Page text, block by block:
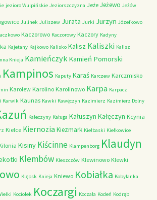
jezioro Wulpińskie Jeziorszczyzna Jeże Jeżewo Jeżów
Julinek Juliszew Jurata Jurki Jurzyn Józefkowo
Kaczorowo Kaczorowy Kaczory Kadyny
Kajetany Kajkowo Kalisko Kalisz Kaliszki Kalisz
Knieja Kamieńczyk Kamień Pomorski
Kampinos Kaputy Karaś Karczew Karczmisko
Karolew Karolino Karolinowo Karpa Karpacz
Karwik Kaunas Kawki Kawęczyn Kazimierz Kazimierz Dolny
Kałeczyny Kaługa Kałuszyn Kałęczyn Kcynia
Kielce Kiernozia Kiezmark Kiełbaski Kiełkowice
Kisiny Kiścinne Klampenborg Klaudyn
Klembów Kleszczów Klewinowo Klewki
Klępsk Knieja Kniewo Kobiałka Kobylanka
Kociołek Koczargi Koczała Kodeń Kodrąb